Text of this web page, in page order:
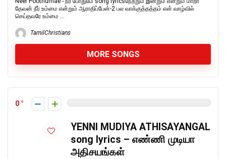
தேவன் நீர் உம்மை என்றும் ஆராதிப்பேன்-2 பல வாக்குத்தத்தம் என் வாழ்வில்
செய்தவரே உம்மை ...
TamilChristians
MORE SONGS
0
YENNI MUDIYA ATHISAYANGAL
song lyrics – எண்ணி முடியா
அதிசயங்கள்